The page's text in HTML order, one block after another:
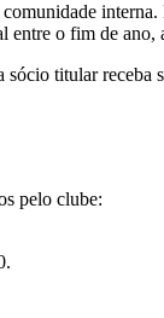
o fim de ano,
titular
pelo clube: